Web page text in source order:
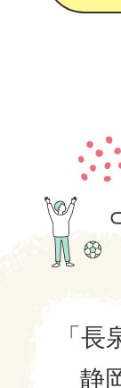
子
育
て・
育
「
静